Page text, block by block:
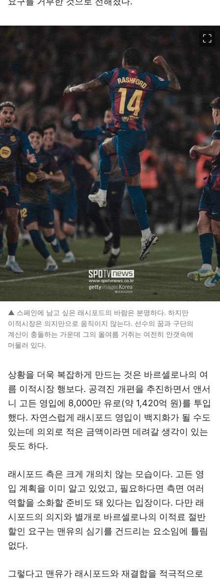
▲ 스페인에 남고 싶은 래시포드의 바람은 분명하다. 하지만
이적시장은 의지만으로 움직이지 않는다. 선수의 꿈과 구단의
계산이 충돌하는 가운데 그의 올여름 거취는 여전히 안갯속에
머물러 있다.
상황을 더욱 복잡하게 만드는 것은 바르셀로나의 여
름 이적시장 행보다. 공격진 개편을 추진하면서 앤서
니 고든 영입에 8,000만 유로(약 1,420억 원)를 투입
했다. 자연스럽게 래시포드 영입이 백지화가 될 수도
있는데 의외로 적은 금액이라면 데려갈 생각이 있는
듯도 하다.
래시포드 측은 크게 개의치 않는 모습이다. 고든 영
입 계획을 이미 알고 있었고, 필요하다면 측면 여러
역할을 소화할 준비도 돼 있다는 입장이다. 다만 래
시포드의 의지와 별개로 바르셀로나의 이적료 절반
할인 요구는 맨유의 심기를 건드리는 요소임에 틀림
없다.
그렇다고 맨유가 래시포드와 재결합을 적극적으로